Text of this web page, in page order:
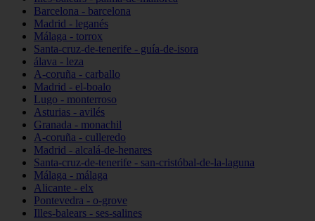
Barcelona - barcelona
Madrid - leganés
Málaga - torrox
Santa-cruz-de-tenerife - guía-de-isora
álava - leza
A-coruña - carballo
Madrid - el-boalo
Lugo - monterroso
Asturias - avilés
Granada - monachil
A-coruña - culleredo
Madrid - alcalá-de-henares
Santa-cruz-de-tenerife - san-cristóbal-de-la-laguna
Málaga - málaga
Alicante - elx
Pontevedra - o-grove
Illes-balears - ses-salines